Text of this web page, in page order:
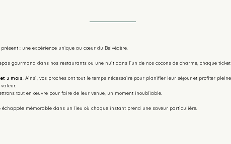
: une expérience unique au cœur du Belvédère.
gourmand dans nos restaurants ou une nuit dans l’un de nos cocons de charme, chaque
3 mois . Ainsi, vos proches ont tout le temps nécessaire pour planifier leur séjour et profiter
tout en œuvre pour faire de leur venue, un moment inoubliable.
mémorable dans un lieu où chaque instant prend une saveur particulière.